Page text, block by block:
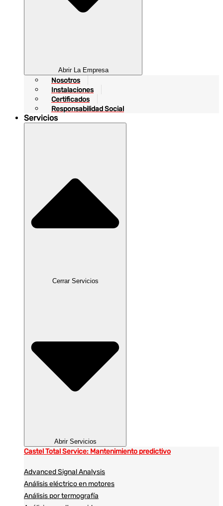
Abrir La Empresa
Nosotros
Instalaciones
Certificados
Responsabilidad Social
Servicios
Cerrar Servicios
Abrir Servicios
Castel Total Service: Mantenimiento predictivo
Advanced Signal Analysis
Análisis eléctrico en motores
Análisis por termografía